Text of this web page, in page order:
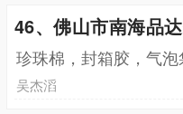
46、佛山市南海品
珍珠棉，封箱胶，气
吴杰滔